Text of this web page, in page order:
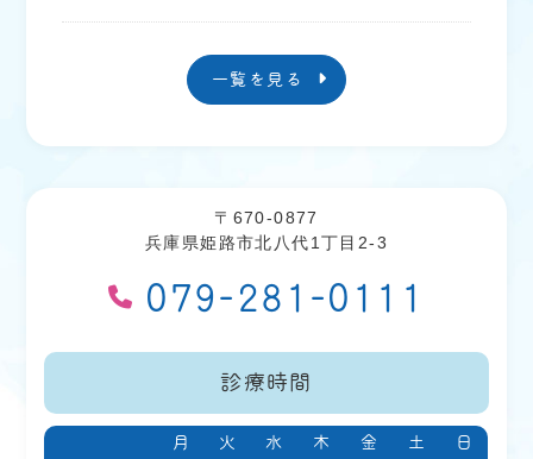
お知らせ
電子的診療情報連携体制整備加算につ
当院は診察室等において、オンライン資格確認
システムにより取得した診療情報等を活用して診
療を実施している保健医療機関です。マイナ保険
証を推進する等、医療ＤＸを通じて質の高い医療
した診療報酬の区分・項目の名称及びその点数又
は金額を記載した詳細な明細書を無料で交付して
一覧を見る
〒670-0877
兵庫県姫路市北八代1丁目2-3
079-281-0111
診療時間
月 火 水 木 金 土 日